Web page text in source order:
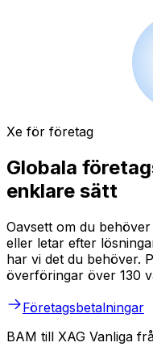
Xe för företag
Globala
enklare sätt
Oavsett om du
eller letar efter
har vi det du behöver.
överföringar över 130
Företagsbetalningar
BAM till XAG Vanliga